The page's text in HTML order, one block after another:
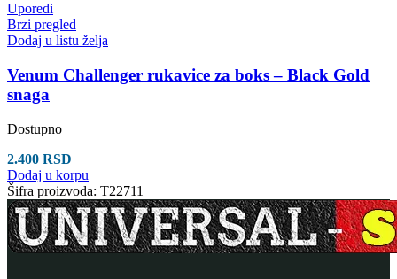
Uporedi
Brzi pregled
Dodaj u listu želja
Venum Challenger rukavice za boks – Black Gold
snaga
Dostupno
2.400 RSD
Dodaj u korpu
Šifra proizvoda: T22711